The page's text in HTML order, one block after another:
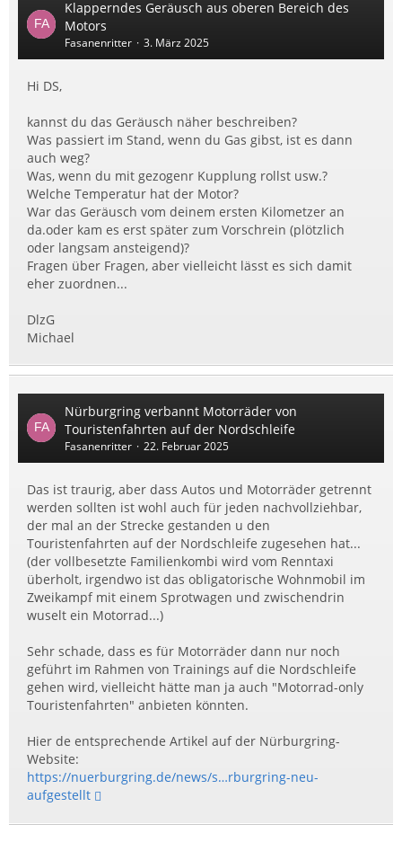
Klapperndes Geräusch aus oberen Bereich des
Motors
Fasanenritter 3. März 2025
Hi DS,
kannst du das Geräusch näher beschreiben?
Was passiert im Stand, wenn du Gas gibst, ist es dann
auch weg?
Was, wenn du mit gezogenr Kupplung rollst usw.?
Welche Temperatur hat der Motor?
War das Geräusch vom deinem ersten Kilometzer an
da.oder kam es erst später zum Vorschrein (plötzlich
oder langsam ansteigend)?
Fragen über Fragen, aber vielleicht lässt es sich damit
eher zuordnen...
DlzG
Michael
Nürburgring verbannt Motorräder von
Touristenfahrten auf der Nordschleife
Fasanenritter 22. Februar 2025
Das ist traurig, aber dass Autos und Motorräder getrennt
werden sollten ist wohl auch für jeden nachvollziehbar,
der mal an der Strecke gestanden u den
Touristenfahrten auf der Nordschleife zugesehen hat...
(der vollbesetzte Familienkombi wird vom Renntaxi
überholt, irgendwo ist das obligatorische Wohnmobil im
Zweikampf mit einem Sprotwagen und zwischendrin
wuselt ein Motorrad...)
Sehr schade, dass es für Motorräder dann nur noch
geführt im Rahmen von Trainings auf die Nordschleife
gehen wird, vielleicht hätte man ja auch "Motorrad-only
Touristenfahrten" anbieten könnten.
Hier de entsprechende Artikel auf der Nürburgring-
Website:
https://nuerburgring.de/news/s…rburgring-neu-
aufgestellt